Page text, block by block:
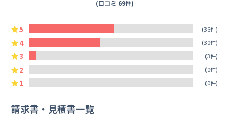
(口コミ 69件)
5 (36件)
4 (30件)
3 (3件)
2 (0件)
1 (0件)
請求書・見積書一覧